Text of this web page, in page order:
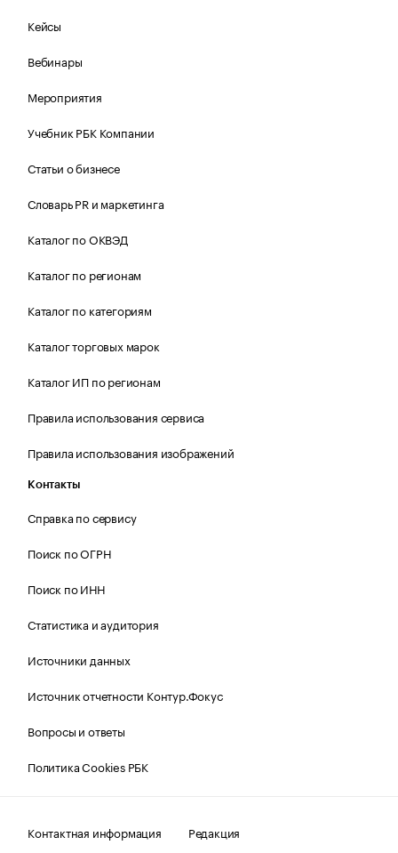
Кейсы
Вебинары
Мероприятия
Учебник РБК Компании
Статьи о бизнесе
Словарь PR и маркетинга
Каталог по ОКВЭД
Каталог по регионам
Каталог по категориям
Каталог торговых марок
Каталог ИП по регионам
Правила использования сервиса
Правила использования изображений
Контакты
Справка по сервису
Поиск по ОГРН
Поиск по ИНН
Статистика и аудитория
Источники данных
Источник отчетности Контур.Фокус
Вопросы и ответы
Политика Cookies РБК
Контактная информация Редакция